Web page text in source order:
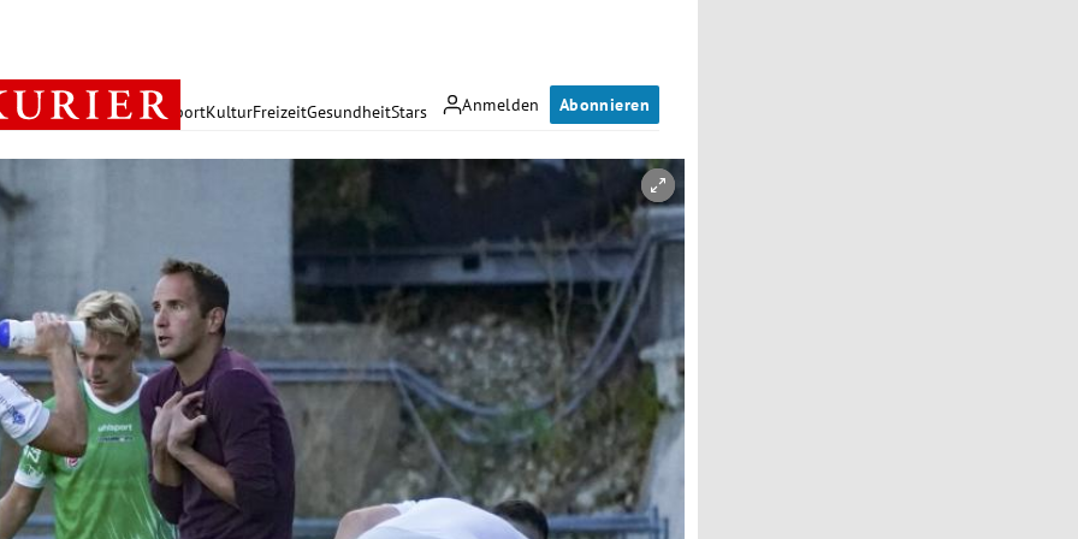
Anmelden Abonnieren
PolitikWirtschaft SportKulturFreizeitGesundheitStars